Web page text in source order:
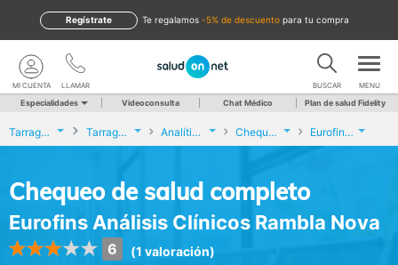
te regalamos -5% de descuento para tu compra
Regístrate
LLAMAR
MI CUENTA BUSCAR MENU
Especialidades Videoconsulta Chat Médico Plan de salud Fidelity
Tarragona Tarragona Analíticas y Genética Chequeo de salud completo Eurofins Análisis Clínicos Rambla Nova
Chequeo de salud completo
Eurofins Análisis Clínicos Rambla Nova
6 (1 valoración)